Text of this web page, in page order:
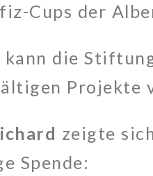
Cups der
kann die
Projekte
zeigte
Spende: